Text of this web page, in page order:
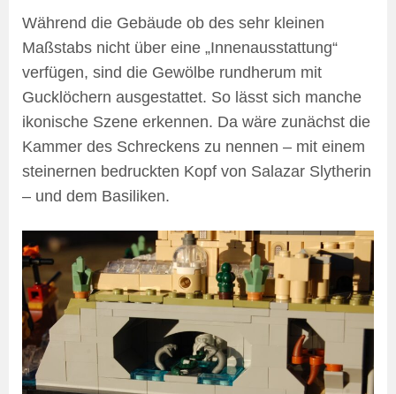
Während die Gebäude ob des sehr kleinen
Maßstabs nicht über eine „Innenausstattung“
verfügen, sind die Gewölbe rundherum mit
Gucklöchern ausgestattet. So lässt sich manche
ikonische Szene erkennen. Da wäre zunächst die
Kammer des Schreckens zu nennen – mit einem
steinernen bedruckten Kopf von Salazar Slytherin
– und dem Basiliken.